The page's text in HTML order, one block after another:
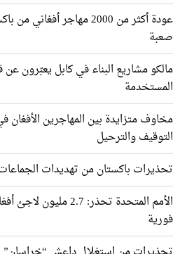
عودة أكثر من 2000 مهاجر
صعبة
مالكو مشاريع البناء في كابل يعبّرون
المستخدمة
مخاوف متزايدة بين المهاجرين الأفغان
التوقيف والترحيل
تحذيرات باكستان من تهديدات الجماعات
الأمم المتحدة تحذر:
فورية